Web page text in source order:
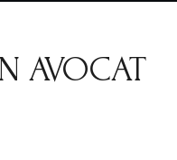
AVOCAT